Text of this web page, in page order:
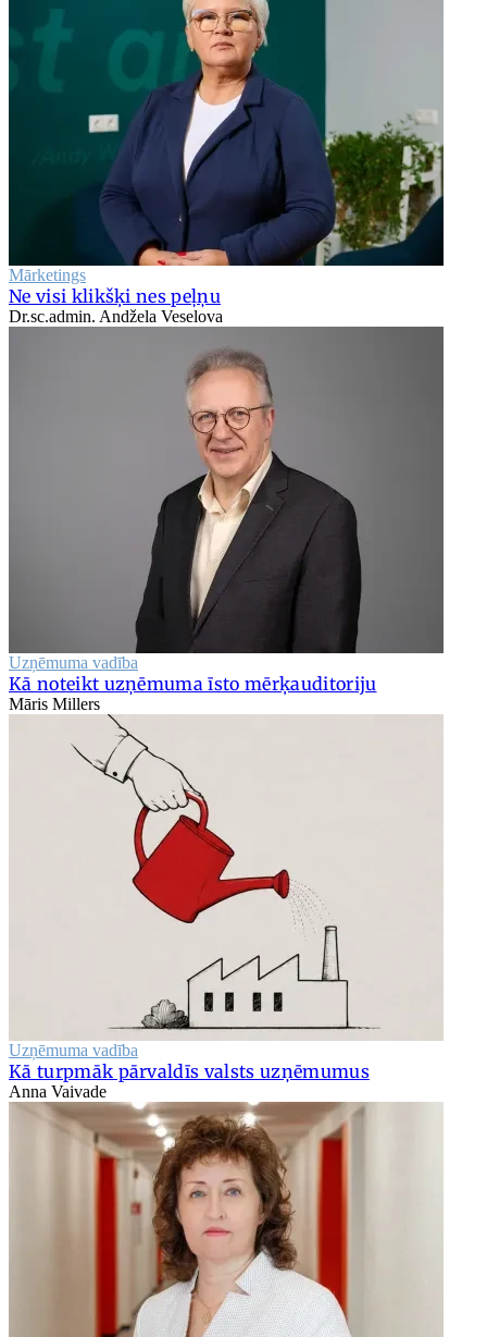
Mārketings
Ne visi klikšķi nes peļņu
Dr.sc.admin. Andžela Veselova
Uzņēmuma vadība
Kā noteikt uzņēmuma īsto mērķauditoriju
Māris Millers
Uzņēmuma vadība
Kā turpmāk pārvaldīs valsts uzņēmumus
Anna Vaivade